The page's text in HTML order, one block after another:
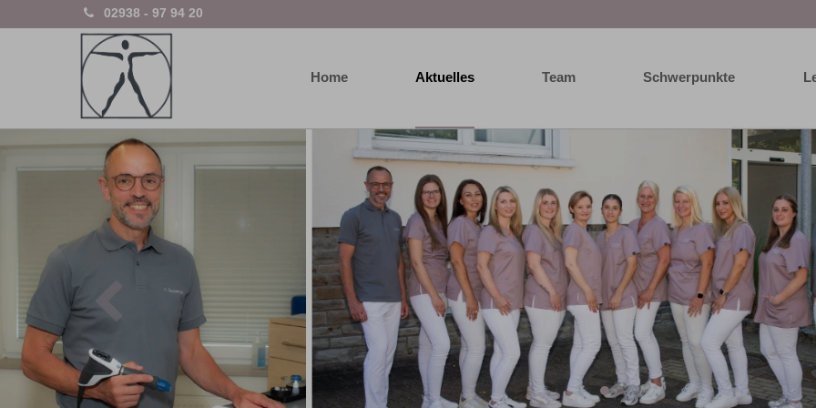
02938 - 97 94 20
Home Aktuelles Team Schwerpunkte
Previous